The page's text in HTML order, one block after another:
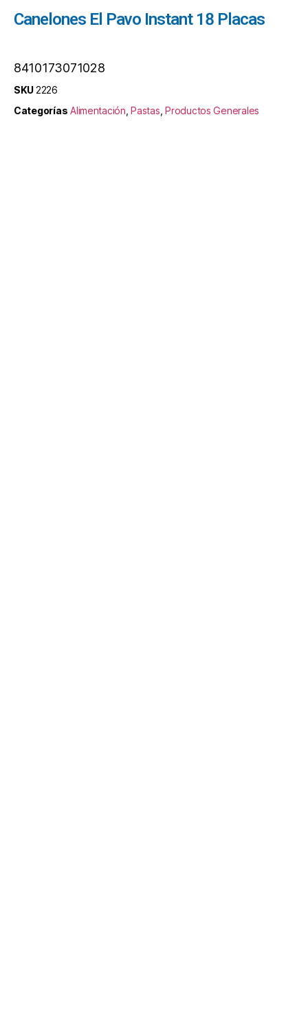
Canelones El Pavo Instant 18 Placas
8410173071028
SKU 2226
Categorías Alimentación ,Pastas ,Productos Generales